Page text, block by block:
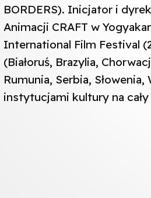
BORDERS). Inicjator i
Animacji CRAFT w
International Film Festival
(Białoruś, Brazylia,
Rumunia, Serbia,
instytucjami kultury na